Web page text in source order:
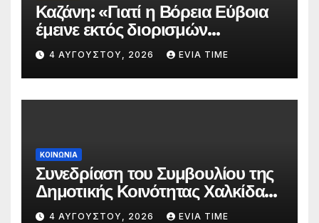
Καζάνη: «Γιατί η Βόρεια Εύβοια
έμεινε εκτός διορισμών
δασκάλων;»
4 ΑΥΓΟΎΣΤΟΥ, 2026 EVIA TIME
ΚΟΙΝΩΝΙΑ
Συνεδρίαση του Συμβουλίου της
Δημοτικής Κοινότητας Χαλκίδας
την 5 Αυγούστου
4 ΑΥΓΟΎΣΤΟΥ, 2026 EVIA TIME